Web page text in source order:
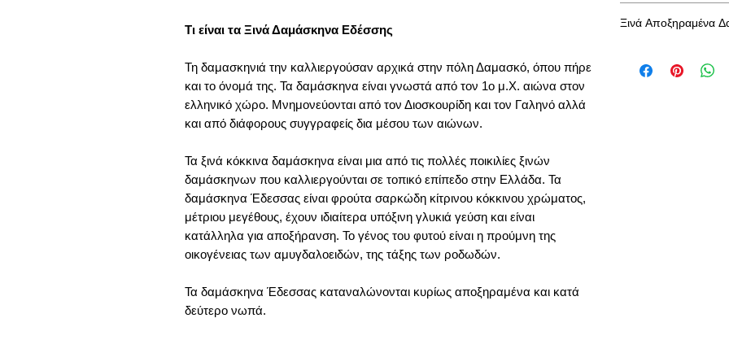
Τι είναι τα Ξινά Δαμάσκηνα Εδέσσης
Τη δαμασκηνιά την καλλιεργούσαν αρχικά στην πόλη Δαμασκό, όπου πήρε
και το όνομά της. Τα δαμάσκηνα είναι γνωστά από τον 1ο μ.Χ. αιώνα στον
ελληνικό χώρο. Μνημονεύονται από τον Διοσκουρίδη και τον Γαληνό αλλά
και από διάφορους συγγραφείς δια μέσου των αιώνων.
Τα ξινά κόκκινα δαμάσκηνα είναι μια από τις πολλές ποικιλίες ξινών
δαμάσκηνων που καλλιεργούνται σε τοπικό επίπεδο στην Ελλάδα. Τα
δαμάσκηνα Έδεσσας είναι φρούτα σαρκώδη κίτρινου κόκκινου χρώματος,
μέτριου μεγέθους, έχουν ιδιαίτερα υπόξινη γλυκιά γεύση και είναι
κατάλληλα για αποξήρανση. Το γένος του φυτού είναι η προύμνη της
οικογένειας των αμυγδαλοειδών, της τάξης των ροδωδών.
Τα δαμάσκηνα Έδεσσας καταναλώνονται κυρίως αποξηραμένα και κατά
δεύτερο νωπά.
Ποικιλία: Τοπική
Περιέχει διοξείδιο
Διατροφική
Συνολικά λιπαρά
Ξινά Αποξηραμένα
δαμάσκηνα: